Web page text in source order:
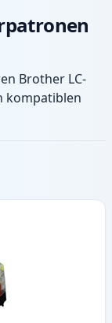
Brother LC-
kompatiblen